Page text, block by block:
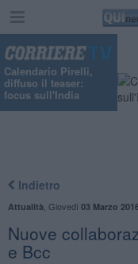
Calendario Pirelli,
diffuso il teaser:
focus sull'India
Indietro
Attualità Giovedì 03 Marzo
Nuove
e Bcc